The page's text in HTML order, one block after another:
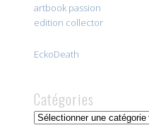
artbook passion
edition collector
EckoDeath
Catégories
Catégories